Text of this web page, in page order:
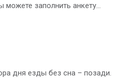
можете заполнить анкету…
дня езды без сна – позади.